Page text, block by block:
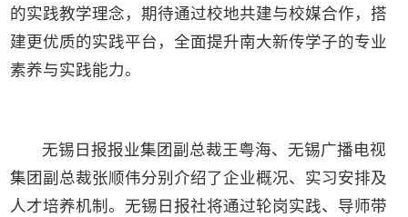
的实践教学理念，期待通过校地共建与校媒合作，搭
建更优质的实践平台，全面提升南大新传学子的专业
素养与实践能力。
无锡日报报业集团副总裁王粤海、无锡广播电视
集团副总裁张顺伟分别介绍了企业概况、实习安排及
人才培养机制。无锡日报社将通过轮岗实践、导师带